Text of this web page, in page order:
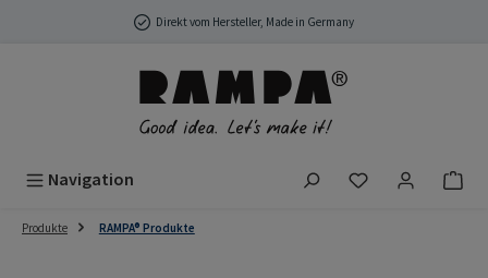
Zum Hauptinhalt springenDirekt vom Hersteller, Made in Germany
Navigation Du hast 0
Produkte RAMPA® Produkte